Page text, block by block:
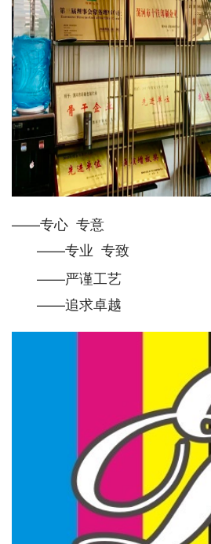
——专心 专意
——专业 专致
——严谨工艺
——追求卓越